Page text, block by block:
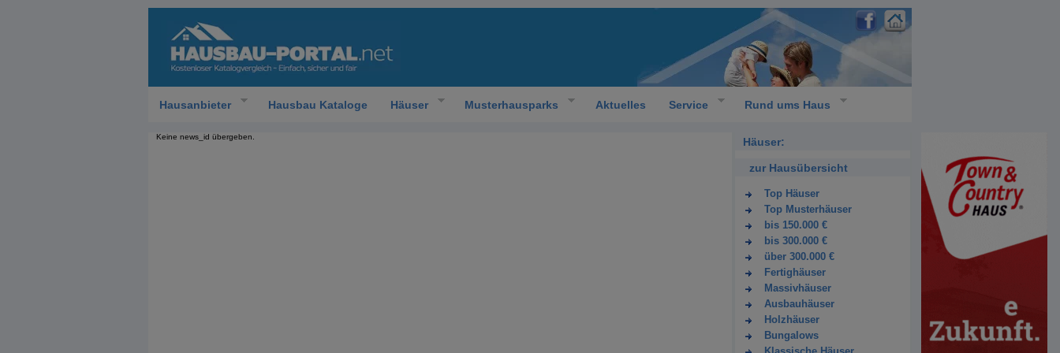
Hausanbieter Hausbau Kataloge Häuser Musterhausparks Aktuelles Service Rund ums Haus
Keine news_id übergeben. Häuser:
zur Hausübersicht
Top Häuser
Top Musterhäuser
bis 150.000 €
bis 300.000 €
über 300.000 €
Fertighäuser
Massivhäuser
Ausbauhäuser
Holzhäuser
Bungalows